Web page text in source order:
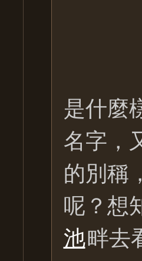
是什麼
名字，
的別稱
呢？想
池畔去